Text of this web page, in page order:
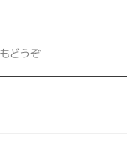
どうぞ